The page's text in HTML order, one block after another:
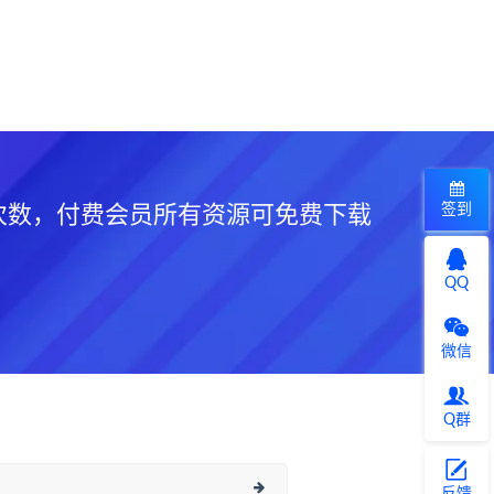
，付费会员所有资源可免费下载 签到
QQ
微信
Q群